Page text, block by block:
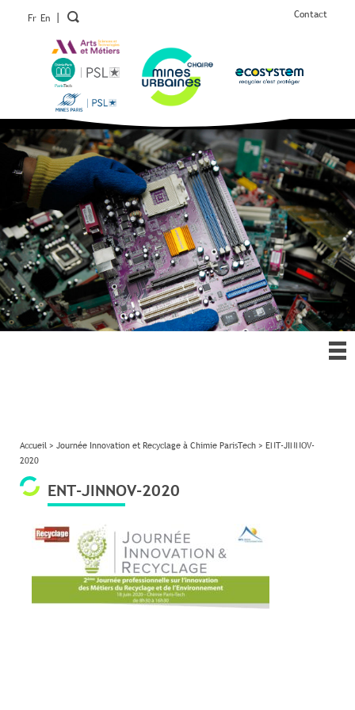
Fr En | Contact
Accueil> Journée Innovation et Recyclage à Chimie ParisTech> ENT-JINNOV-
2020
ENT-JINNOV-2020